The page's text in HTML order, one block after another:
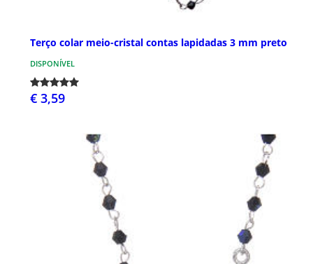
Terço colar meio-cristal contas lapidadas 3 mm preto
DISPONÍVEL
€ 3,59